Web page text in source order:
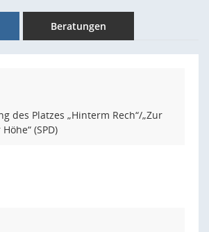
Beratungen
des Platzes „Hinterm Rech“/„Zur
(SPD)